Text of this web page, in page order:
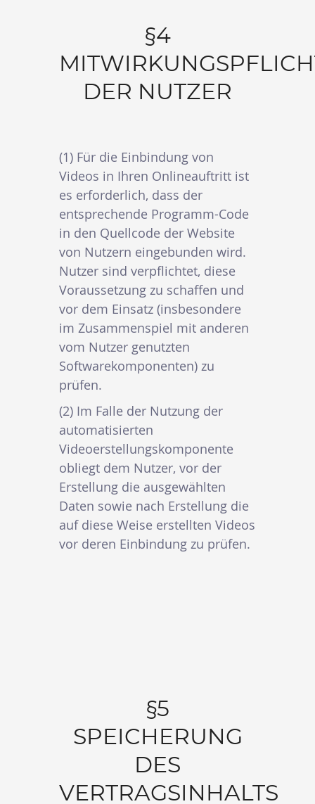
§4
DER NUTZER
(1) Für die Einbindung von
Videos in Ihren Onlineauftritt ist
es erforderlich, dass der
entsprechende Programm-Code
in den Quellcode der Website
von Nutzern eingebunden wird.
Nutzer sind verpflichtet, diese
Voraussetzung zu schaffen und
vor dem Einsatz (insbesondere
im Zusammenspiel mit anderen
vom Nutzer genutzten
Softwarekomponenten) zu
prüfen.
(2) Im Falle der Nutzung der
automatisierten
Videoerstellungskomponente
obliegt dem Nutzer, vor der
Erstellung die ausgewählten
Daten sowie nach Erstellung die
auf diese Weise erstellten Videos
vor deren Einbindung zu prüfen.
§5
SPEICHERUNG
DES
VERTRAGSINHALTS